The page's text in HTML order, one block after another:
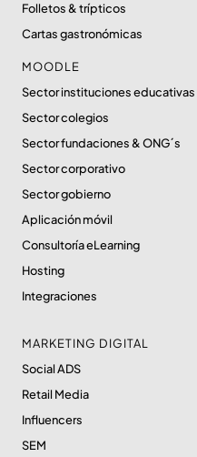
Folletos & trípticos
Cartas gastronómicas
MOODLE
Sector instituciones educativas
Sector colegios
Sector fundaciones & ONG´s
Sector corporativo
Sector gobierno
Aplicación móvil
Consultoría eLearning
Hosting
Integraciones
MARKETING DIGITAL
Social ADS
Retail Media
Influencers
SEM